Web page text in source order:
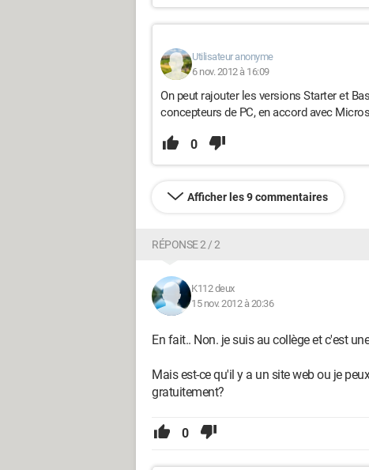
Utilisateur anonyme
6 nov. 2012 à 16:09
On peut rajouter les versions Starter et
concepteurs de PC, en accord avec
0
Afficher les 9 commentaires
RÉPONSE 2 / 2
K112 deux
15 nov. 2012 à 20:36
En fait.. Non. je suis au collège et c'est
Mais est-ce qu'il y a un site web ou je
gratuitement?
0